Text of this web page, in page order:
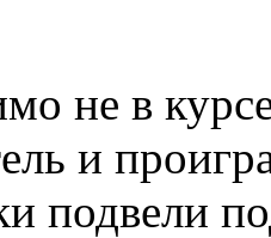
не в
и
подвели